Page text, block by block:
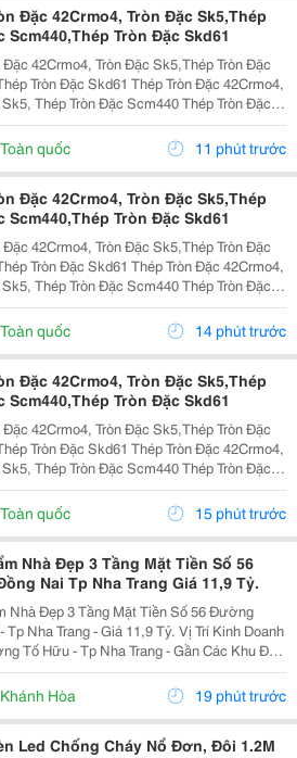
Đặc 42Crmo4, Tròn Đặc Sk5,Thép
Scm440,Thép Tròn Đặc Skd61
Đặc 42Crmo4, Tròn Đặc Sk5,Thép Tròn Đặc
Đặc Skd61 Thép Tròn Đặc 42Crmo4,
Thép Tròn Đặc Scm440 Thép Tròn Đặc
Đặc Sk5, Thép Tròn Đặc Scm440 1.
Thép Tròn Đặc 42Crmo4 Là Gì? Thép Tròn Đặc...
Toàn quốc 11 phút trước
Đặc 42Crmo4, Tròn Đặc Sk5,Thép
Scm440,Thép Tròn Đặc Skd61
Đặc 42Crmo4, Tròn Đặc Sk5,Thép Tròn Đặc
Đặc Skd61 Thép Tròn Đặc 42Crmo4,
Thép Tròn Đặc Scm440 Thép Tròn Đặc
Đặc Sk5, Thép Tròn Đặc Scm440 1.
Thép Tròn Đặc 42Crmo4 Là Gì? Thép Tròn Đặc...
Toàn quốc 14 phút trước
Đặc 42Crmo4, Tròn Đặc Sk5,Thép
Scm440,Thép Tròn Đặc Skd61
Đặc 42Crmo4, Tròn Đặc Sk5,Thép Tròn Đặc
Đặc Skd61 Thép Tròn Đặc 42Crmo4,
Thép Tròn Đặc Scm440 Thép Tròn Đặc
Đặc Sk5, Thép Tròn Đặc Scm440 1.
Thép Tròn Đặc 42Crmo4 Là Gì? Thép Tròn Đặc...
Toàn quốc 15 phút trước
Nhà Đẹp 3 Tầng Mặt Tiền Số 56
Nai Tp Nha Trang Giá 11,9 Tỷ.
Nhà Đẹp 3 Tầng Mặt Tiền Số 56 Đường
Tp Nha Trang - Giá 11,9 Tỷ. Vị Trí Kinh Doanh
Tố Hữu - Tp Nha Trang - Gần Các Khu Đô
Đẹp 3 Tầng Mặt Tiền + 1 Mặt Hẻm - Kiến
Đại - Đầy Đủ Tiện Nghi. - Nhà Có...
Khánh Hòa 19 phút trước
Led Chống Cháy Nổ Đơn, Đôi 1.2M